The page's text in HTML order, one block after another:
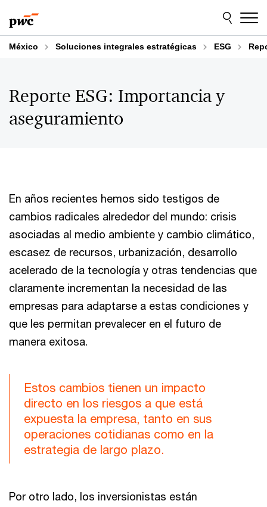
to
content
to
footer
México Soluciones integrales estratégicas ESG
Reporte ESG: Importancia y
aseguramiento
En años recientes hemos sido testigos de
cambios radicales alrededor del mundo: crisis
asociadas al medio ambiente y cambio climático,
escasez de recursos, urbanización, desarrollo
acelerado de la tecnología y otras tendencias que
claramente incrementan la necesidad de las
empresas para adaptarse a estas condiciones y
que les permitan prevalecer en el futuro de
manera exitosa.
Estos cambios tienen un impacto
directo en los riesgos a que está
expuesta la empresa, tanto en sus
operaciones cotidianas como en la
estrategia de largo plazo.
Por otro lado, los inversionistas están